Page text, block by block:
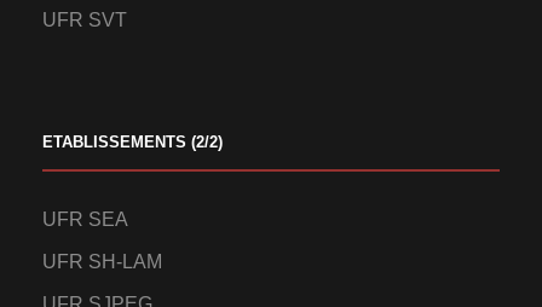
UFR SVT
ETABLISSEMENTS (2/2)
UFR SEA
UFR SH-LAM